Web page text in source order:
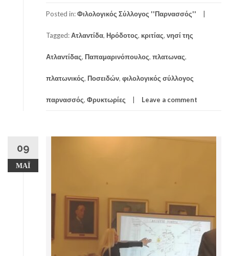
Posted in:Φιλολογικός Σύλλογος ''Παρνασσός''
Tagged:Ατλαντίδα, Ηρόδοτος, κριτίας, νησί της
Ατλαντίδας, Παπαμαρινόπουλος, πλατωνας,
πλατωνικός, Ποσειδών, φιλολογικός σύλλογος
παρνασσός, Φρυκτωρίες Leave a comment
09
ΜΆΙ